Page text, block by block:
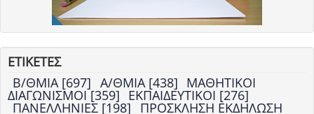
ΕΤΙΚΕΤΕΣ
Β/ΘΜΙΑ [697] Α/ΘΜΙΑ [438] ΜΑΘΗΤΙΚΟΙ
ΔΙΑΓΩΝΙΣΜΟΙ [359] ΕΚΠΑΙΔΕΥΤΙΚΟΙ [276]
ΠΑΝΕΛΛΗΝΙΕΣ [198] ΠΡΟΣΚΛΗΣΗ ΕΚΔΗΛΩΣΗ